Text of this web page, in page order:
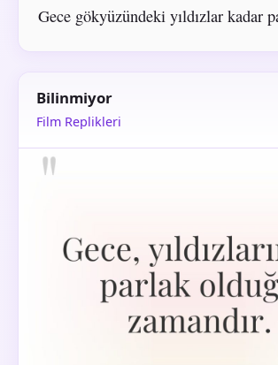
Gece gökyüzündeki yıldızlar kadar
Bilinmiyor
Film Replikleri